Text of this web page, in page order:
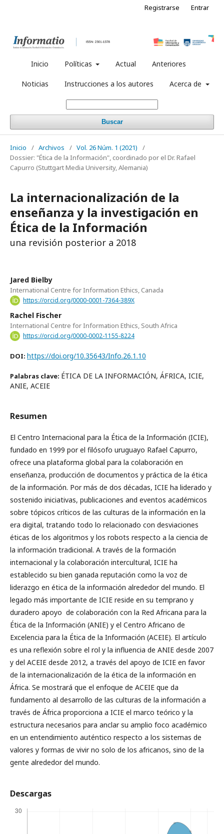
Inicio Políticas Actual Anteriores
Noticias Instrucciones a los autores Acerca de
Buscar
Registrarse Entrar
Inicio / Archivos / Vol. 26 Núm. 1 (2021)
/
Dossier: "Ética de la Información", coordinado por el Dr. Rafael
Capurro (Stuttgart Media University, Alemania)
La internacionalización de la
enseñanza y la investigación en
Ética de la Información
una revisión posterior a 2018
Jared Bielby
International Centre for Information Ethics, Canada
https://orcid.org/0000-0001-7364-389X
Rachel Fischer
International Centre for Information Ethics, South Africa
https://orcid.org/0000-0002-1155-8224
DOI: https://doi.org/10.35643/Info.26.1.10
Palabras clave: ÉTICA DE LA INFORMACIÓN, ÁFRICA, ICIE,
ANIE, ACEIE
Resumen
El Centro Internacional para la Ética de la Información (ICIE),
fundado en 1999 por el filósofo uruguayo Rafael Capurro,
ofrece una plataforma global para la colaboración en
enseñanza, producción de documentos y práctica de la ética
de la información. Por más de dos décadas, ICIE ha liderado y
sostenido iniciativas, publicaciones and eventos académicos
sobre tópicos críticos de las culturas de la información en la
era digital, tratando todo lo relacionado con desviaciones
éticas de los algoritmos y los robots respecto a la ciencia de
la información tradicional. A través de la formación
internacional y la colaboración intercultural, ICIE ha
establecido su bien ganada reputación como la voz de
liderazgo en ética de la información alrededor del mundo. El
legado más importante de ICIE reside en su temprano y
duradero apoyo de colaboración con la Red Africana para la
Ética de la Información (ANIE) y el Centro Africano de
Excelencia para la Ética de la Información (ACEIE). El artículo
es una reflexión sobre el rol y la influencia de ANIE desde 2007
y del ACEIE desde 2012, a través del apoyo de ICIE en favor
de la internacionalización de la ética de la información en
África. Se mostrará que el enfoque de ACEIE que da
fundamento al desarrollo de las culturas de la información a
través de África proporciona a ICIE el marco teórico y la
estructura necesarios para anclar su amplio foco académico
en un entendimiento auténtico respecto a los sistemas de
valores y formas de vivir no solo de los africanos, sino de la
gente alrededor del mundo.
Descargas